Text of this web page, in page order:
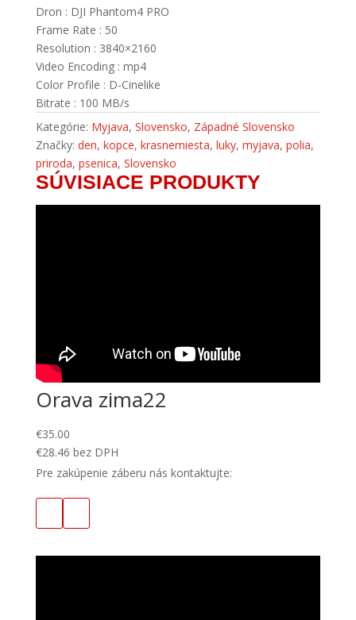
Dron : DJI Phantom4 PRO
Frame Rate : 50
Resolution : 3840×2160
Video Encoding : mp4
Color Profile : D-Cinelike
Bitrate : 100 MB/s
Kategórie: Myjava, Slovensko, Západné Slovensko
Značky: den, kopce, krasnemiesta, luky, myjava, polia,
priroda, psenica, Slovensko
SÚVISIACE PRODUKTY
Orava zima22
€35.00
€28.46 bez DPH
Pre zakúpenie záberu nás kontaktujte: